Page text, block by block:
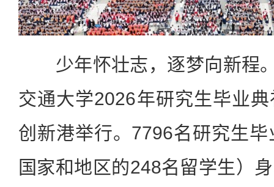
少年怀壮志，逐梦向新程
交通大学2026年研究生毕业
创新港举行。7796名研究生
国家和地区的248名留学生）